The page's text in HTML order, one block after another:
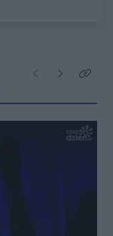
Poprzednie
NastępneKliknij